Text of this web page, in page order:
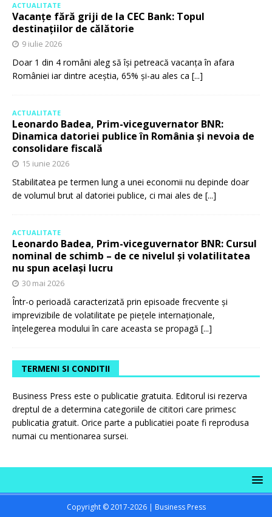
ACTUALITATE
Vacanțe fără griji de la CEC Bank: Topul
destinațiilor de călătorie
9 iulie 2026
Doar 1 din 4 români aleg să își petreacă vacanța în afara
României iar dintre aceștia, 65% și-au ales ca [...]
ACTUALITATE
Leonardo Badea, Prim-viceguvernator BNR:
Dinamica datoriei publice în România și nevoia de
consolidare fiscală
15 iunie 2026
Stabilitatea pe termen lung a unei economii nu depinde doar
de volumul brut al datoriei publice, ci mai ales de [...]
ACTUALITATE
Leonardo Badea, Prim-viceguvernator BNR: Cursul
nominal de schimb – de ce nivelul și volatilitatea
nu spun același lucru
30 mai 2026
Într-o perioadă caracterizată prin episoade frecvente și
imprevizibile de volatilitate pe piețele internaționale,
înțelegerea modului în care aceasta se propagă [...]
TERMENI SI CONDITII
Business Press este o publicatie gratuita. Editorul isi rezerva
dreptul de a determina categoriile de cititori care primesc
publicatia gratuit. Orice parte a publicatiei poate fi reprodusa
numai cu mentionarea sursei.
Copyright © 2017-2026 | Business Press